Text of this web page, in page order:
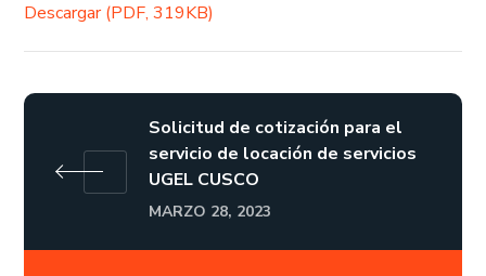
Descargar (PDF, 319KB)
Solicitud de cotización para el
servicio de locación de servicios
UGEL CUSCO
MARZO 28, 2023